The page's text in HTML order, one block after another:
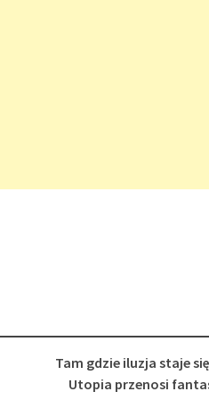
Tam gdzie iluzja staje
Utopia przenosi